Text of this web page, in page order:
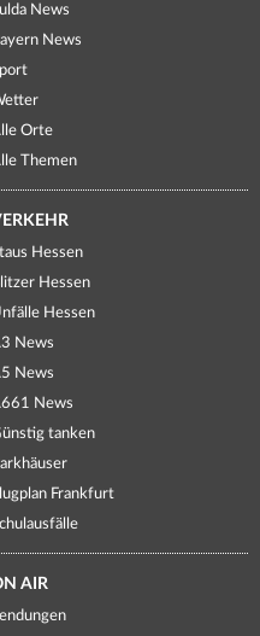
News
News
Orte
Themen
Hessen
Hessen
Hessen
News
News
News
tanken
Frankfurt
AIR